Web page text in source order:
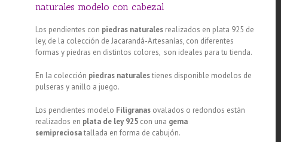
naturales modelo con cabezal
Los pendientes con piedras naturales realizados en plata 925 de
ley, de la colección de Jacarandá-Artesanías, con diferentes
formas y piedras en distintos colores, son ideales para tu tienda.
En la colección piedras naturalestienes disponible modelos de
pulseras y anillo a juego.
Los pendientes modelo Filigranas ovalados o redondos están
realizados en plata de ley 925 con una gema
semipreciosatallada en forma de cabujón.